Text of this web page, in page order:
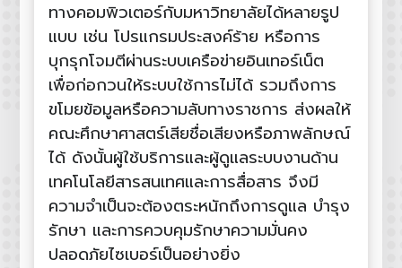
ทางคอมพิวเตอร์กับมหาวิทยาลัยได้หลายรูป
แบบ เช่น โปรแกรมประสงค์ร้าย หรือการ
บุกรุกโจมตีผ่านระบบเครือข่ายอินเทอร์เน็ต
เพื่อก่อกวนให้ระบบใช้การไม่ได้ รวมถึงการ
ขโมยข้อมูลหรือความลับทางราชการ ส่งผลให้
คณะศึกษาศาสตร์เสียชื่อเสียงหรือภาพลักษณ์
ได้ ดังนั้นผู้ใช้บริการและผู้ดูแลระบบงานด้าน
เทคโนโลยีสารสนเทศและการสื่อสาร จึงมี
ความจำเป็นจะต้องตระหนักถึงการดูแล บำรุง
รักษา และการควบคุมรักษาความมั่นคง
ปลอดภัยไซเบอร์เป็นอย่างยิ่ง